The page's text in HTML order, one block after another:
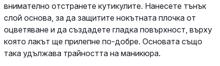
внимателно отстранете кутикулите. Нанесете тънък
слой основа, за да защитите нокътната плочка от
оцветяване и да създадете гладка повърхност, върху
която лакът ще прилепне по-добре. Основата също
така удължава трайността на маникюра.